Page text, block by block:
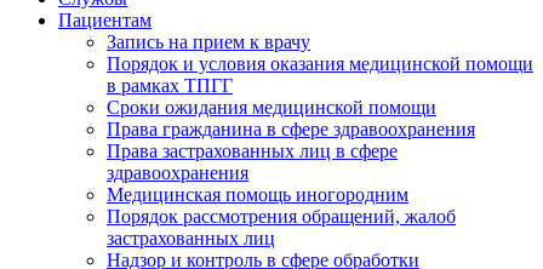
Пациентам
Запись на прием к врачу
Порядок и условия оказания медицинской помощи
в рамках ТПГГ
Сроки ожидания медицинской помощи
Права гражданина в сфере здравоохранения
Права застрахованных лиц в сфере
здравоохранения
Медицинская помощь иногородним
Порядок рассмотрения обращений, жалоб
застрахованных лиц
Надзор и контроль в сфере обработки